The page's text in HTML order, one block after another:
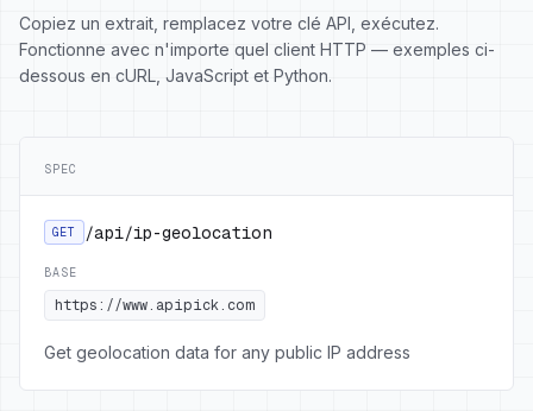
Copiez un extrait, remplacez votre clé API, exécutez.
Fonctionne avec n'importe quel client HTTP — exemples ci-
dessous en cURL, JavaScript et Python.
SPEC
GET /api/ip-geolocation
BASE
https://www.apipick.com
Get geolocation data for any public IP address